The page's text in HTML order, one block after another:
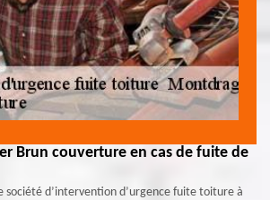
Brun couverture en cas de fuite de
société d’intervention d’urgence fuite toiture à